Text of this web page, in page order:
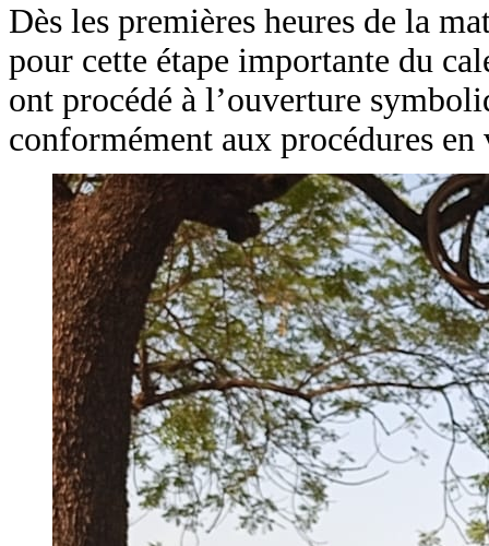
Dès les premières heures de la
pour cette étape importante du
ont procédé à l’ouverture
conformément aux procédures en